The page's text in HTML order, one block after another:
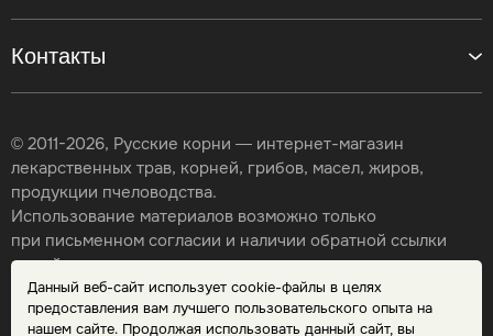
Данный веб-сайт использует cookie-файлы в целях
предоставления вам лучшего пользовательского опыта на
нашем сайте. Продолжая использовать данный сайт, вы
Контакты
© 2011-2026, Русские корни — интернет-магазин
лекарственных трав, корней, грибов, масел, жиров,
продукции пчеловодства.
Использование материалов возможно только
при письменном согласии и наличии обратной ссылки
на сайт.
Карта сайта
Политика конфиденциальности